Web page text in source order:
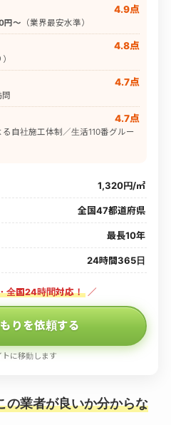
4.9点
円〜 （業界最安水準）
4.8点
4.7点
4.7点
自社施工体制／生活110番グルー
1,320円/㎡
全国47都道府県
最長10年
24時間365日
全国24時間対応！／
りを依頼する
に移動します
の業者が良いか分からな